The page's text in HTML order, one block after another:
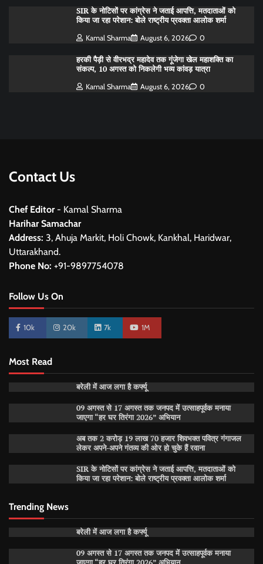
SIR के नोटिसों पर कांग्रेस ने जताई आपत्ति, मतदाताओं को
किया जा रहा परेशान: बोले राष्ट्रीय प्रवक्ता आलोक शर्मा
Kamal Sharma August 6, 2026 0
हरकी पैड़ी से वीरभद्र महादेव तक गूंजेगा खेल महाशक्ति का
संकल्प, 10 अगस्त को निकलेगी भव्य कांवड़ यात्रा
Kamal Sharma August 6, 2026 0
Contact Us
Chef Editor- Kamal Sharma
Harihar Samachar
Address: 3, Ahuja Markit, Holi Chowk, Kankhal, Haridwar,
Uttarakhand.
Phone No: +91-9897754078
Follow Us On
10k 20k 7k 1M
Most Read
बरेली में आज लगा है कर्फ्यू
09 अगस्त से 17 अगस्त तक जनपद में उत्साहपूर्वक मनाया
जाएगा “हर घर तिरंगा 2026” अभियान
अब तक 2 करोड़ 19 लाख 70 हजार शिवभक्त पवित्र गंगाजल
लेकर अपने-अपने गंतव्य की ओर हो चुके हैं रवाना
SIR के नोटिसों पर कांग्रेस ने जताई आपत्ति, मतदाताओं को
किया जा रहा परेशान: बोले राष्ट्रीय प्रवक्ता आलोक शर्मा
Trending News
बरेली में आज लगा है कर्फ्यू
09 अगस्त से 17 अगस्त तक जनपद में उत्साहपूर्वक मनाया